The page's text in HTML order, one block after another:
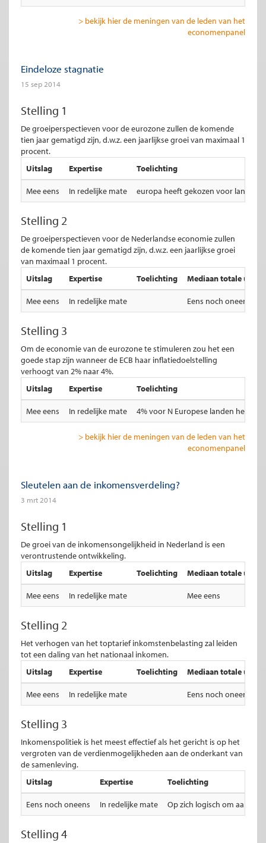
> bekijk hier de meningen van de leden van het
economenpanel
Eindeloze stagnatie
15 sep 2014
Stelling 1
De groeiperspectieven voor de eurozone zullen de komende
tien jaar gematigd zijn, d.w.z. een jaarlijkse groei van maximaal 1
procent.
Uitslag
Expertise Toelichting
Mee eens In redelijke mate europa heeft gekozen voor lange
Stelling 2
De groeiperspectieven voor de Nederlandse economie zullen
de komende tien jaar gematigd zijn, d.w.z. een jaarlijkse groei
van maximaal 1 procent.
Uitslag
Expertise Toelichting Mediaan totale
Mee eens In redelijke mate Eens noch oneens
Stelling 3
Om de economie van de eurozone te stimuleren zou het een
goede stap zijn wanneer de ECB haar inflatiedoelstelling
verhoogt van 2% naar 4%.
Uitslag
Expertise Toelichting
Mee eens In redelijke mate 4% voor N Europese landen helpt
> bekijk hier de meningen van de leden van het
economenpanel
Sleutelen aan de inkomensverdeling?
3 mrt 2014
Stelling 1
De groei van de inkomensongelijkheid in Nederland is een
verontrustende ontwikkeling.
Uitslag
Expertise Toelichting Mediaan totale
Mee eens In redelijke mate Mee eens
Stelling 2
Het verhogen van het toptarief inkomstenbelasting zal leiden
tot een daling van het nationaal inkomen.
Uitslag
Expertise Toelichting Mediaan totale
Mee eens In redelijke mate Eens noch oneens
Stelling 3
Inkomenspolitiek is het meest effectief als het gericht is op het
vergroten van de verdienmogelijkheden aan de onderkant van
de samenleving.
Uitslag
Expertise Toelichting
Eens noch oneens In redelijke mate Op zich logisch om aan de
Stelling 4